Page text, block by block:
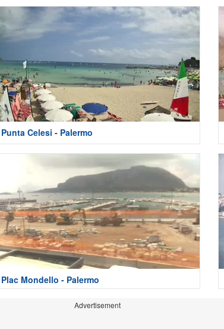
Punta Celesi - Palermo
Plac Mondello - Palermo
Advertisement